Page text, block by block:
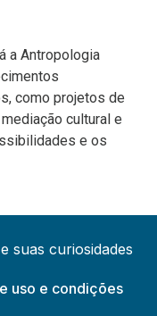
a Antropologia
como projetos de
cultural e
e os
suas curiosidades
uso e condições